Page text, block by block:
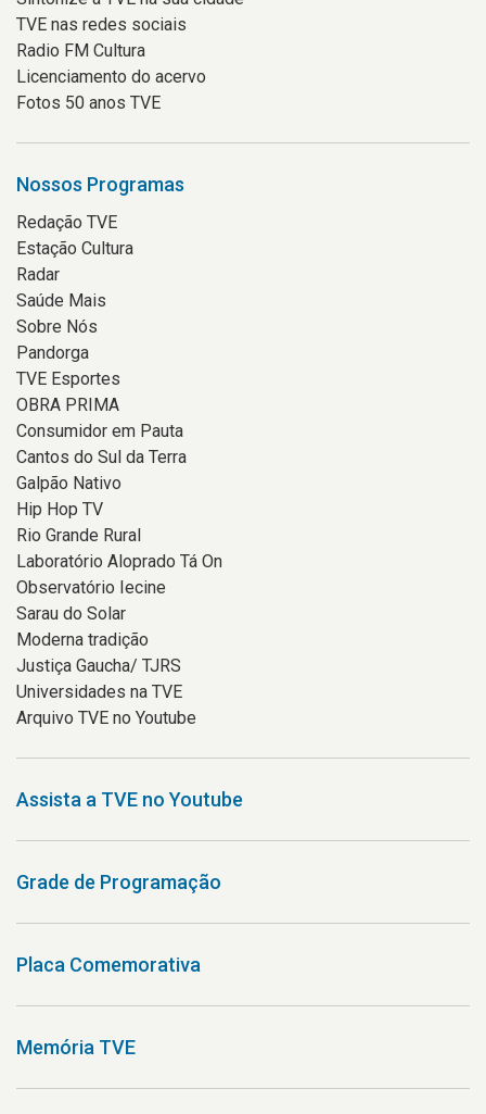
TVE nas redes sociais
Radio FM Cultura
Licenciamento do acervo
Fotos 50 anos TVE
Nossos Programas
Redação TVE
Estação Cultura
Radar
Saúde Mais
Sobre Nós
Pandorga
TVE Esportes
OBRA PRIMA
Consumidor em Pauta
Cantos do Sul da Terra
Galpão Nativo
Hip Hop TV
Rio Grande Rural
Laboratório Aloprado Tá On
Observatório Iecine
Sarau do Solar
Moderna tradição
Justiça Gaucha/ TJRS
Universidades na TVE
Arquivo TVE no Youtube
Assista a TVE no Youtube
Grade de Programação
Placa Comemorativa
Memória TVE